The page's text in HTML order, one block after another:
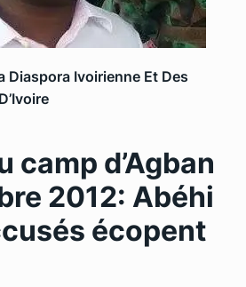
Diaspora Ivoirienne Et Des
camp d’Agban
2012: Abéhi
écopent